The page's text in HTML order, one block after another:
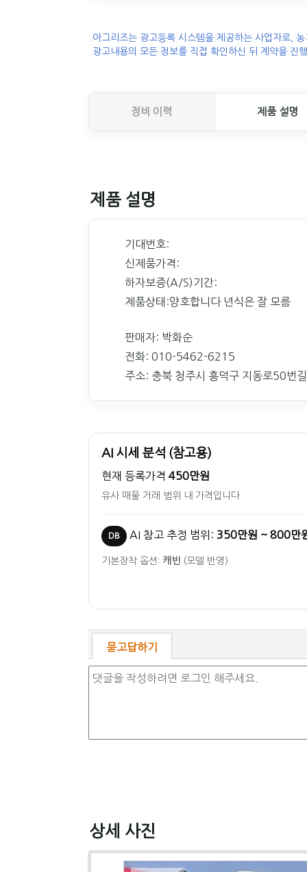
.아그리즈는 광고등록 시스템을 제공하는 사업자로,
.광고내용의 모든 정보를 직접 확인하신 뒤 계약을 진
정비 이력 제품 설명
제품 설명
기대번호:
신제품가격:
하자보증(A/S)기간:
제품상태:양호합니다 년식은 잘 모름
판매자: 박화순
전화: 010-5462-6215
주소: 충북 청주시 흥덕구 지동로50번
AI 시세 분석 (참고용)
현재 등록가격 450만원
유사 매물 거래 범위 내 가격입니다.
DB AI 참고 추정 범위: 350만원 ~ 800만
기본장착 옵션: 캐빈 (모델 반영)
묻고답하기
상세 사진